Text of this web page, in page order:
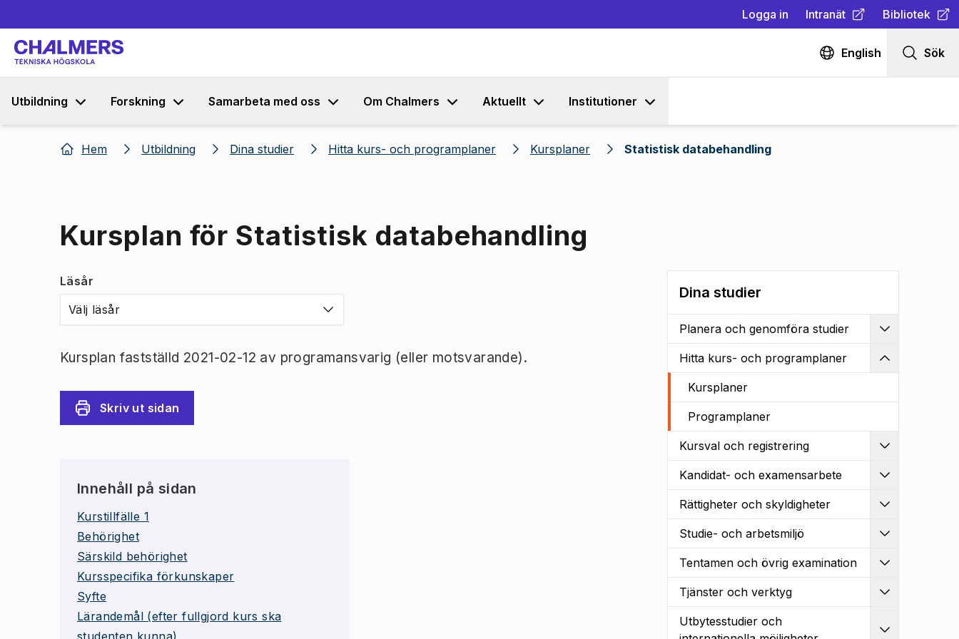
Logga in Intranät
(Öppnas i ny flik)
Bibliotek
(Öppnas i ny
English Sök
Utbildning Forskning Samarbeta med oss Om Chalmers Aktuellt Institutioner
Hem Utbildning Dina studier Hitta kurs- och programplaner Kursplaner Statistisk databehandling
Kursplan för Statistisk databehandling
Läsår
Välj läsår
Kursplan fastställd 2021-02-12 av programansvarig (eller motsvarande).
Skriv ut sidan
Innehåll på sidan
Kurstillfälle 1
Behörighet
Särskild behörighet
Kursspecifika förkunskaper
Syfte
Lärandemål (efter fullgjord kurs ska
studenten kunna)
Dina studier
Planera och genomföra studier
Hitta kurs- och programplaner
Kursplaner
Programplaner
Kursval och registrering
Kandidat- och examensarbete
Rättigheter och skyldigheter
Studie- och arbetsmiljö
Tentamen och övrig examination
Tjänster och verktyg
Utbytesstudier och